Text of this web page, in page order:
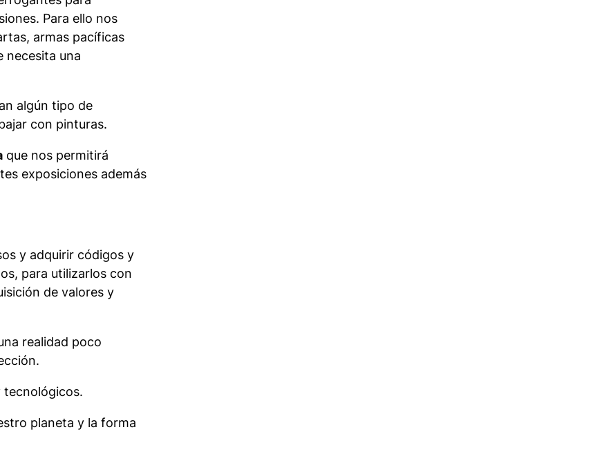
Para ello nos
armas pacíficas
necesita una
algún tipo de
con pinturas.
que nos permitirá
exposiciones además
y adquirir códigos y
para utilizarlos con
de valores y
realidad poco
tecnológicos.
planeta y la forma